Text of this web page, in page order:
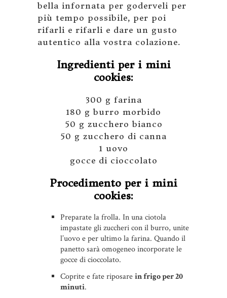
bella infornata per goderveli per
più tempo possibile, per poi
rifarli e rifarli e dare un gusto
autentico alla vostra colazione.
Ingredienti per i mini
cookies:
300 g farina
180 g burro morbido
50 g zucchero bianco
50 g zucchero di canna
1 uovo
gocce di cioccolato
Procedimento per i mini
cookies:
Preparate la frolla. In una ciotola
impastate gli zuccheri con il burro, unite
l’uovo e per ultimo la farina. Quando il
panetto sarà omogeneo incorporate le
gocce di cioccolato.
Coprite e fate riposarein frigo per 20
minuti.